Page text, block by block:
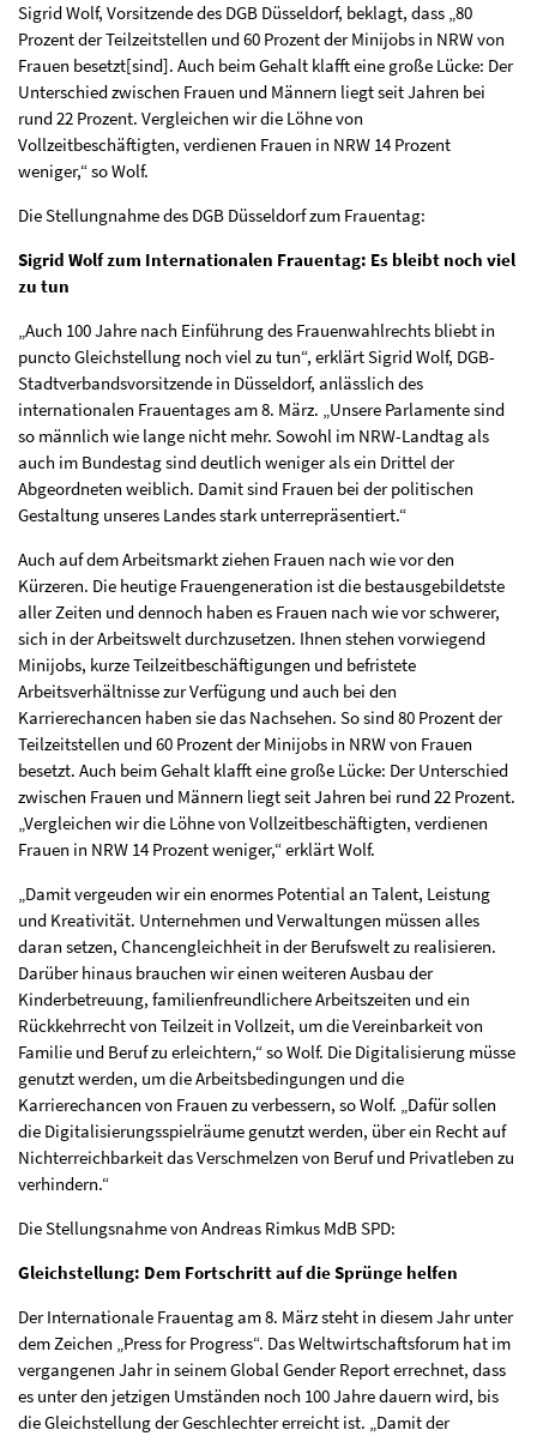
Sigrid Wolf, Vorsitzende des DGB Düsseldorf, beklagt, dass „80
Prozent der Teilzeitstellen und 60 Prozent der Minijobs in NRW von
Frauen besetzt[sind]. Auch beim Gehalt klafft eine große Lücke: Der
Unterschied zwischen Frauen und Männern liegt seit Jahren bei
rund 22 Prozent. Vergleichen wir die Löhne von
Vollzeitbeschäftigten, verdienen Frauen in NRW 14 Prozent
weniger,“ so Wolf.
Die Stellungnahme des DGB Düsseldorf zum Frauentag:
Sigrid Wolf zum Internationalen Frauentag: Es bleibt noch viel
zu tun
„Auch 100 Jahre nach Einführung des Frauenwahlrechts bliebt in
puncto Gleichstellung noch viel zu tun“, erklärt Sigrid Wolf, DGB-
Stadtverbandsvorsitzende in Düsseldorf, anlässlich des
internationalen Frauentages am 8. März. „Unsere Parlamente sind
so männlich wie lange nicht mehr. Sowohl im NRW-Landtag als
auch im Bundestag sind deutlich weniger als ein Drittel der
Abgeordneten weiblich. Damit sind Frauen bei der politischen
Gestaltung unseres Landes stark unterrepräsentiert.“
Auch auf dem Arbeitsmarkt ziehen Frauen nach wie vor den
Kürzeren. Die heutige Frauengeneration ist die bestausgebildetste
aller Zeiten und dennoch haben es Frauen nach wie vor schwerer,
sich in der Arbeitswelt durchzusetzen. Ihnen stehen vorwiegend
Minijobs, kurze Teilzeitbeschäftigungen und befristete
Arbeitsverhältnisse zur Verfügung und auch bei den
Karrierechancen haben sie das Nachsehen. So sind 80 Prozent der
Teilzeitstellen und 60 Prozent der Minijobs in NRW von Frauen
besetzt. Auch beim Gehalt klafft eine große Lücke: Der Unterschied
zwischen Frauen und Männern liegt seit Jahren bei rund 22 Prozent.
„Vergleichen wir die Löhne von Vollzeitbeschäftigten, verdienen
Frauen in NRW 14 Prozent weniger,“ erklärt Wolf.
„Damit vergeuden wir ein enormes Potential an Talent, Leistung
und Kreativität. Unternehmen und Verwaltungen müssen alles
daran setzen, Chancengleichheit in der Berufswelt zu realisieren.
Darüber hinaus brauchen wir einen weiteren Ausbau der
Kinderbetreuung, familienfreundlichere Arbeitszeiten und ein
Rückkehrrecht von Teilzeit in Vollzeit, um die Vereinbarkeit von
Familie und Beruf zu erleichtern,“ so Wolf. Die Digitalisierung müsse
genutzt werden, um die Arbeitsbedingungen und die
Karrierechancen von Frauen zu verbessern, so Wolf. „Dafür sollen
die Digitalisierungsspielräume genutzt werden, über ein Recht auf
Nichterreichbarkeit das Verschmelzen von Beruf und Privatleben zu
verhindern.“
Die Stellungsnahme von Andreas Rimkus MdB SPD:
Gleichstellung: Dem Fortschritt auf die Sprünge helfen
Der Internationale Frauentag am 8. März steht in diesem Jahr unter
dem Zeichen „Press for Progress“. Das Weltwirtschaftsforum hat im
vergangenen Jahr in seinem Global Gender Report errechnet, dass
es unter den jetzigen Umständen noch 100 Jahre dauern wird, bis
die Gleichstellung der Geschlechter erreicht ist. „Damit der